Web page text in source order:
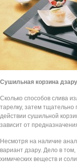
Сушильная корзина дзару
Сколько способов слива
тарелку, затем
действии сушильной
зависит от
Несмотря на наличие
вариант дзару. Дело в
химических веществ и